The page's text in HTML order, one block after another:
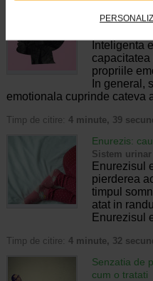
metode prin
Inteligenta
propriile
In general,
emotionala cuprinde cateva
Timp de citire: 4 minute, 39
Enurezis:
Sistem urinar
Enurezisul
pierderea
timpul
atat in
Enurezisul
Timp de citire: 4 minute, 32
Senzatia de
cum o tratati